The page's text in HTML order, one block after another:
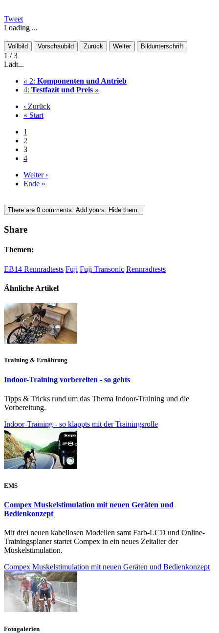
Tweet
Loading ...
Vollbild Vorschaubild Zurück Weiter Bildunterschrift
1 / 3
Lädt...
« 2: Komponenten und Antrieb
4: Testfazit und Preis »
‹ Zurück
« Start
1
2
3
4
Weiter ›
Ende »
There are 0 comments. Add yours. Hide them.
Share
Themen:
EB14 Rennradtests Fuji Fuji Transonic Rennradtests
Ähnliche Artikel
Training & Ernährung
Indoor-Training vorbereiten - so gehts
Tipps & Tricks rund um das Thema Indoor-Training und die
Vorbereitung.
Indoor-Training - so klappts mit der Trainingsrolle
EMS
Compex Muskelstimulation mit neuen Geräten und
Bedienkonzept
Mit drei neuen kabellosen Modellen samt Farb-LCD und Online-
Trainingsplaner startet Compex in ein neues Zeitalter der
Muskelstimulation.
Compex Muskelstimulation mit neuen Geräten und Bedienkonzept
Fotogalerien